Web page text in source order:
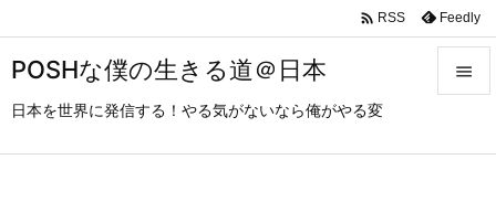
POSHな僕の生きる道＠日本
日本を世界に発信する！やる気がないなら俺がやる変

 RSS Feedly